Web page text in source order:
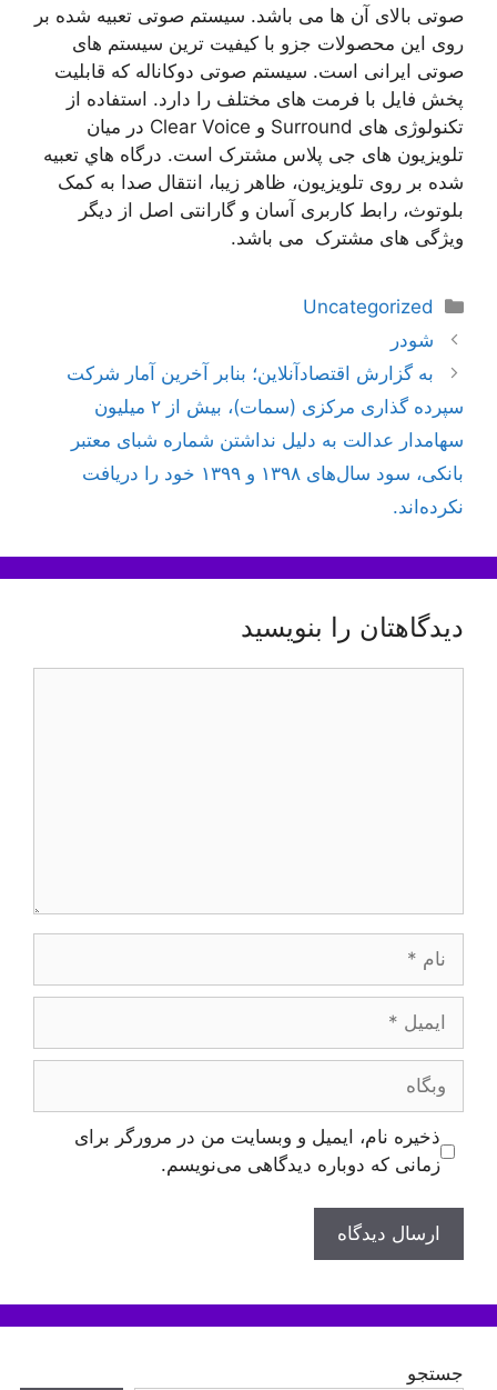
صوتی بالای آن ها می باشد. سیستم صوتی تعبیه شده بر
روی این محصولات جزو با کیفیت ترین سیستم های
صوتی ایرانی است. سیستم صوتی دوکاناله که قابلیت
پخش فایل با فرمت های مختلف را دارد. استفاده از
تکنولوژی های Surround و Clear Voice در میان
تلویزیون های جی پلاس مشترک است. درگاه هاي تعبیه
شده بر روی تلویزيون، ظاهر زیبا، انتقال صدا به کمک
بلوتوث، رابط کاربری آسان و گارانتی اصل از دیگر
ویژگی های مشترک می باشد.
دسته‌ها
Uncategorized
ناوبری
نوشته‌ها
شودر
به گزارش اقتصادآنلاین؛ بنابر آخرین آمار شرکت
سپرده گذاری مرکزی (سمات)، بیش از ۲ میلیون
سهامدار عدالت به دلیل نداشتن شماره شبای معتبر
بانکی، سود سال‌های ۱۳۹۸ و ۱۳۹۹ خود را دریافت
نکرده‌اند.
دیدگاهتان را بنویسید
ایمیل
وبگاه
ذخیره نام، ایمیل و وبسایت من در مرورگر برای
زمانی که دوباره دیدگاهی می‌نویسم.
جستجو